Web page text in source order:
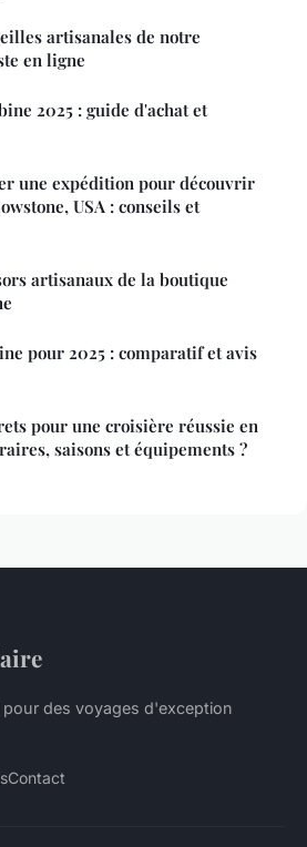
artisanales de notre
en ligne
2025 : guide d'achat et
une expédition pour découvrir
USA : conseils et
artisanaux de la boutique
pour 2025 : comparatif et avis
pour une croisière réussie en
saisons et équipements ?
des voyages d'exception
Contact